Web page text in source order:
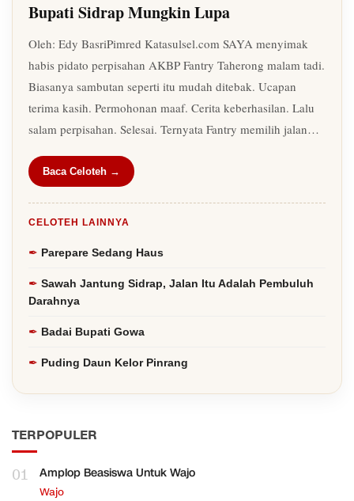
Bupati Sidrap Mungkin Lupa
Oleh: Edy BasriPimred Katasulsel.com SAYA menyimak
habis pidato perpisahan AKBP Fantry Taherong malam tadi.
Biasanya sambutan seperti itu mudah ditebak. Ucapan
terima kasih. Permohonan maaf. Cerita keberhasilan. Lalu
salam perpisahan. Selesai. Ternyata Fantry memilih jalan…
Baca Celoteh →
CELOTEH LAINNYA
Parepare Sedang Haus
Sawah Jantung Sidrap, Jalan Itu Adalah Pembuluh
Darahnya
Badai Bupati Gowa
Puding Daun Kelor Pinrang
TERPOPULER
01 Amplop Beasiswa Untuk Wajo
Wajo